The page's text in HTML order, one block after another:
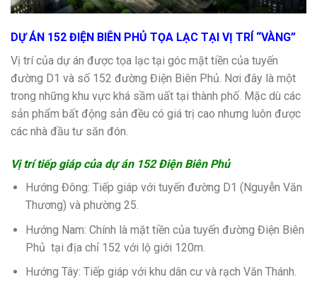
DỰ ÁN 152 ĐIỆN BIÊN PHỦ TỌA LẠC TẠI VỊ TRÍ “VÀNG”
Vị trí của dự án được tọa lạc tại góc mặt tiền của tuyến
đường D1 và số 152 đường Điện Biên Phủ. Nơi đây là một
trong những khu vực khá sầm uất tại thành phố. Mặc dù các
sản phẩm bất động sản đều có giá trị cao nhưng luôn được
các nhà đầu tư săn đón.
Vị trí tiếp giáp của dự án 152 Điện Biên Phủ
Hướng Đông: Tiếp giáp với tuyến đường D1 (Nguyễn Văn
Thương) và phường 25.
Hướng Nam: Chính là mặt tiền của tuyến đường Điện Biên
Phủ tại địa chỉ 152 với lộ giới 120m.
Hướng Tây: Tiếp giáp với khu dân cư và rạch Văn Thánh.